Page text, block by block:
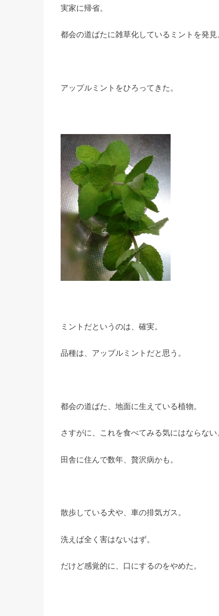
実家に帰省。
都会の道ばたに雑草化しているミントを発見
アップルミントをひろってきた。
ミントだというのは、確実。
品種は、アップルミントだと思う。
都会の道ばた、地面に生えている植物。
さすがに、これを食べてみる気にはならない
田舎に住んで数年、贅沢病かも。
散歩している犬や、車の排気ガス。
洗えば全く害はないはず。
だけど感覚的に、口にするのをやめた。